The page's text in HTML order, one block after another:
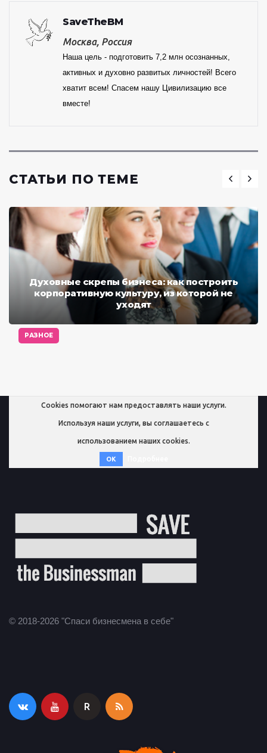
РАЗНОЕ
SaveTheBM
Москва, Россия
Наша цель - подготовить 7,2 млн осознанных,
активных и духовно развитых личностей! Всего
хватит всем! Спасем нашу Цивилизацию все
вместе!
СТАТЬИ ПО ТЕМЕ
Духовные скрепы бизнеса: как построить
корпоративную культуру, из которой не
уходят
Cookies помогают нам предоставлять наши услуги.
Используя наши услуги, вы соглашаетесь с
использованием наших cookies.
OK
© 2018-2026 "Спаси бизнесмена в себе"
R